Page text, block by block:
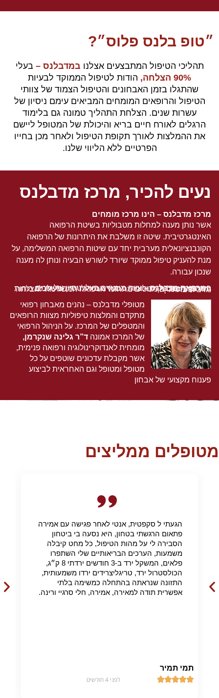
״טופ בלנס פלוס״?
תהליכי הטיפול המתבצעים אצלנו במדבלנס – בעלי
90% הצלחה,
הודות לטיפול הממוקד לבעיות
שהתגלו בזמן האבחונים והטיפול הצמוד של צוותי
הטיפול והרופאים המומחים המביאים עימם ניסיון של
עשרות שנים. הצלחת התהליך טמונה גם בלימוד
הרגלים לאורח חיים בריא והיכולת של המטופל ליישם
את ההמלצות לאורך תקופת הטיפול ולאחר מכן בחייו
הפרטיים ללא הליווי שלנו.
נעים להכיר, מרכז מדבלנס
מרכז מדבלנס – הינו מרכז מומחים
אשר נותן מענה למחלות מטבוליות בשיטת הרפואה
האינטגרטיבית. שיטה זו משלבת את היתרונות של הרפואה
הקונבנציונאלית מערבית יחד עם שיטות הרפואה המשלימה, על
מנת להעניק טיפול ממוקד שיורד לשורש הבעיה ונותן לה מענה
שנכון עבורה.
במרפאת מדבלנס
– צוות מומחים בעלי ניסיון של שנים, העוסקים באנדוקרינולוגיה, וגסטרואנטרולוגיה המשלבים כוחות יחד עם מטפלים מנוסים מתחומי הרפואה המשלימה להצלחה מרבית בתהליך.
מטופלי מדבלנס – נהנים מאבחון רפואי
מתקדם והמלצות טיפוליות מצוות הרופאים
והמטפלים של המרכז. על הניהול הרפואי
של המרכז אמונה ד”ר גלינה שנקרמן,
מומחית לאנדוקרינולוגיה ורפואה פנימית,
אשר מקבלת עדכונים שוטפים על כל
מטופל ומטופל וגם האחראית לביצוע
פענוח מקצועי של אבחון
מטופלים ממליצים
תמי תמיר




 לפני 4 חודשים
הגעתי ל סקפטית, אנטי לאחר פגישה עם אמירה
פתאום הרגשתי בטחון, היא נסעה בי ביטחון
הסבירה לי על מהות הטיפול, כל מחט קיבלה
משמעות, הערכים הבריאותיים שלי השתפרו
פלאים, המשקל ירד ב-3 חודשים ירדתי 8 ק״ג,
הכולסטרול ירד, טריגליצרידים ירדו משמעותית,
התזונה שנראתה בהתחלה כמשימה בלתי
אפשרית תודה למאירה, אמירה, חלי סרגיי ורינה.